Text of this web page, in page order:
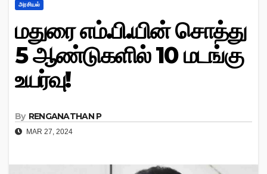
அரசியல்
மதுரை எம்.பி.யின் சொத்து
5 ஆண்டுகளில் 10 மடங்கு
உயர்வு!
By RENGANATHAN P
MAR 27, 2024